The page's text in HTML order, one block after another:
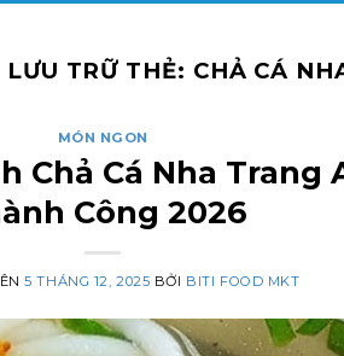
LƯU TRỮ THẺ: CHẢ CÁ
MÓN NGON
Chả Cá Nha Trang
Công 2026
5 THÁNG 12, 2025 BỞI BITI FOOD MKT